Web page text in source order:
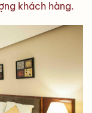
khách hàng.